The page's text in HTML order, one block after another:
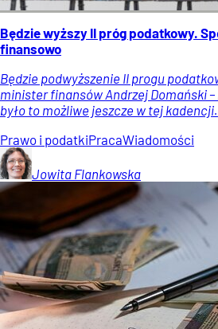
Będzie wyższy II próg podatkowy.
finansowo
Będzie podwyższenie II progu
minister finansów Andrzej Domański
było to możliwe jeszcze w tej kadencji.
Prawo i podatkiPracaWiadomości
Jowita Flankowska